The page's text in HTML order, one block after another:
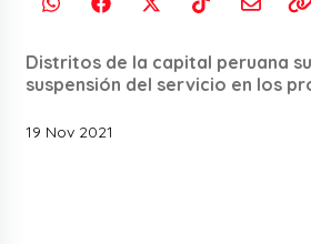
Distritos de la capital peruana
suspensión del servicio en los
19 Nov 2021